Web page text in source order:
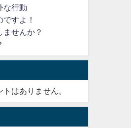
な行動
すよ！
ませんか？
はありません。